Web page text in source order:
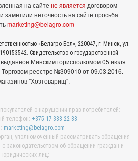
на сайте не является договором
заметили неточность на сайте просьба
marketing@belagro.com
«Белагро Бел», 220047, г. Минск, ул.
Свидетельство о государственной
Минcким горисполкомом 05 июля
Торговом реестре №309010 от 09.03.2016.
"Хозтоварищ".
о нарушении прав потребителей:
телефон: +375 17 388 22 88
marketing@belagro.com
уполномоченный рассматривать обращения
с законодательством об обращении граждан и
юридических лиц: